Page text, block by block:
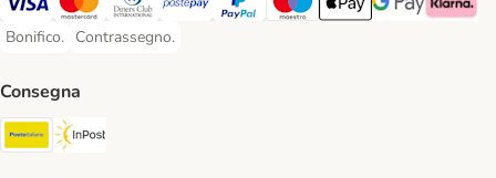
Visa. Payment Method
Mastercard. Payment Method
Diners Club. Payment Method
Postepay. Payment Method
PayPal. Payment Method
Maestro. Payment Method
Apple pay. Payment
Google Pay
Klarna
Bonifico.
Bonifico. Payment Method
Contrassegno.
Contrassegno. Payment Method
Consegna
Poste Italiane. Shipping Method